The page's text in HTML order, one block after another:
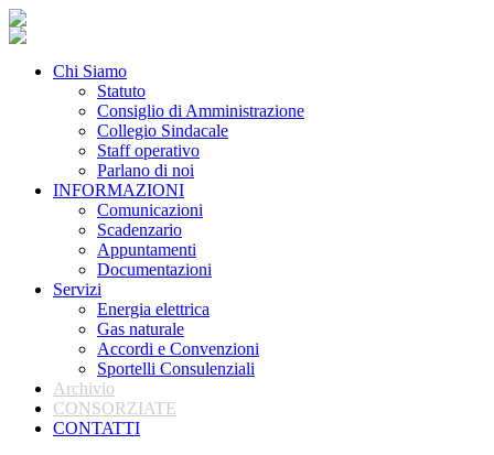
Chi Siamo
Statuto
Consiglio di Amministrazione
Collegio Sindacale
Staff operativo
Parlano di noi
INFORMAZIONI
Comunicazioni
Scadenzario
Appuntamenti
Documentazioni
Servizi
Energia elettrica
Gas naturale
Accordi e Convenzioni
Sportelli Consulenziali
Archivio
CONSORZIATE
CONTATTI